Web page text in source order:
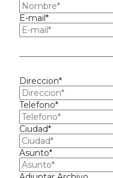
E-mail*
Direccion*
Telefono*
Ciudad*
Asunto*